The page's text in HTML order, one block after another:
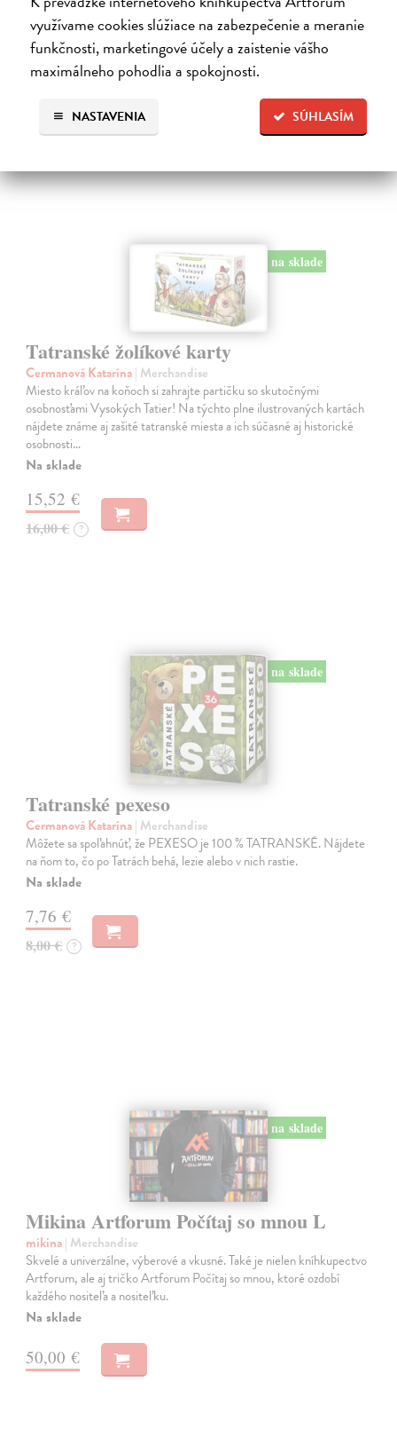
využívame cookies slúžiace na zabezpečenie a meranie
funkčnosti, marketingové účely a zaistenie vášho
maximálneho pohodlia a spokojnosti.
SÚHLASÍM
NASTAVENIA
Na sklade
25,00 €
na sklade
Tatranské žolíkové karty
Cermanová Katarína| Merchandise
Miesto kráľov na koňoch si zahrajte partičku so skutočnými
osobnosťami Vysokých Tatier! Na týchto plne ilustrovaných kartách
nájdete známe aj zašité tatranské miesta a ich súčasné aj historické
osobnosti…
Na sklade
15,52 €
16,00 € ?
na sklade
Tatranské pexeso
Cermanová Katarína| Merchandise
Môžete sa spoľahnúť, že PEXESO je 100 % TATRANSKÉ. Nájdete
na ňom to, čo po Tatrách behá, lezie alebo v nich rastie.
Na sklade
7,76 €
8,00 € ?
na sklade
Mikina Artforum Počítaj so mnou L
mikina| Merchandise
Skvelé a univerzálne, výberové a vkusné. Také je nielen kníhkupectvo
Artforum, ale aj tričko Artforum Počítaj so mnou, ktoré ozdobí
každého nositeľa a nositeľku.
Na sklade
50,00 €